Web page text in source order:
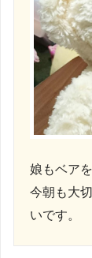
娘もベア
今朝も大
いです。